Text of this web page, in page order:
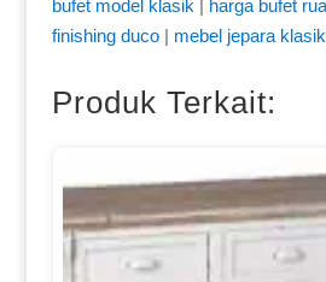
bufet model klasik | harga bufet
finishing duco| mebel jepara klasik
Produk Terkait: